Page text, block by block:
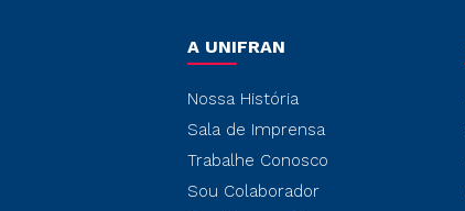
A UNIFRAN
Nossa História
Sala de Imprensa
Trabalhe Conosco
Sou Colaborador